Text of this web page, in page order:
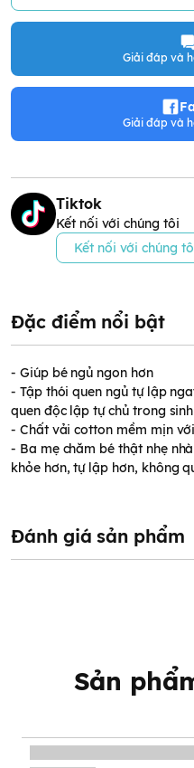
Giải đáp và
Giải đáp và
Tiktok
Kết nối với chúng tôi
Kết nối với chúng
Đặc điểm nổi bật
- Giúp bé ngủ ngon hơn
- Tập thói quen ngủ tự lập
quen độc lập tự chủ trong
- Chất vải cotton mềm mịn
- Ba mẹ chăm bé thật nhẹ
khỏe hơn, tự lập hơn, không
Đánh giá sản phẩm
Sản